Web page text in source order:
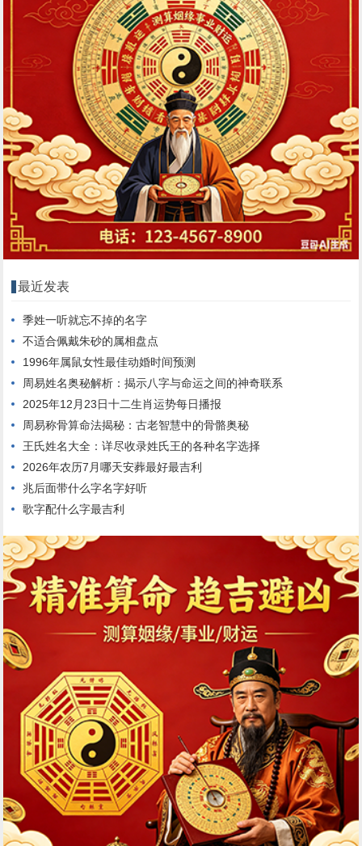
最近发表
季姓一听就忘不掉的名字
不适合佩戴朱砂的属相盘点
1996年属鼠女性最佳动婚时间预测
周易姓名奥秘解析：揭示八字与命运之间的神奇联系
2025年12月23日十二生肖运势每日播报
周易称骨算命法揭秘：古老智慧中的骨骼奥秘
王氏姓名大全：详尽收录姓氏王的各种名字选择
2026年农历7月哪天安葬最好最吉利
兆后面带什么字名字好听
歌字配什么字最吉利